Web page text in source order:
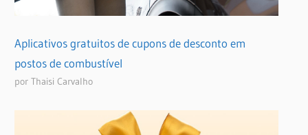
Aplicativos gratuitos de cupons de desconto em
postos de combustível
por Thaisi Carvalho